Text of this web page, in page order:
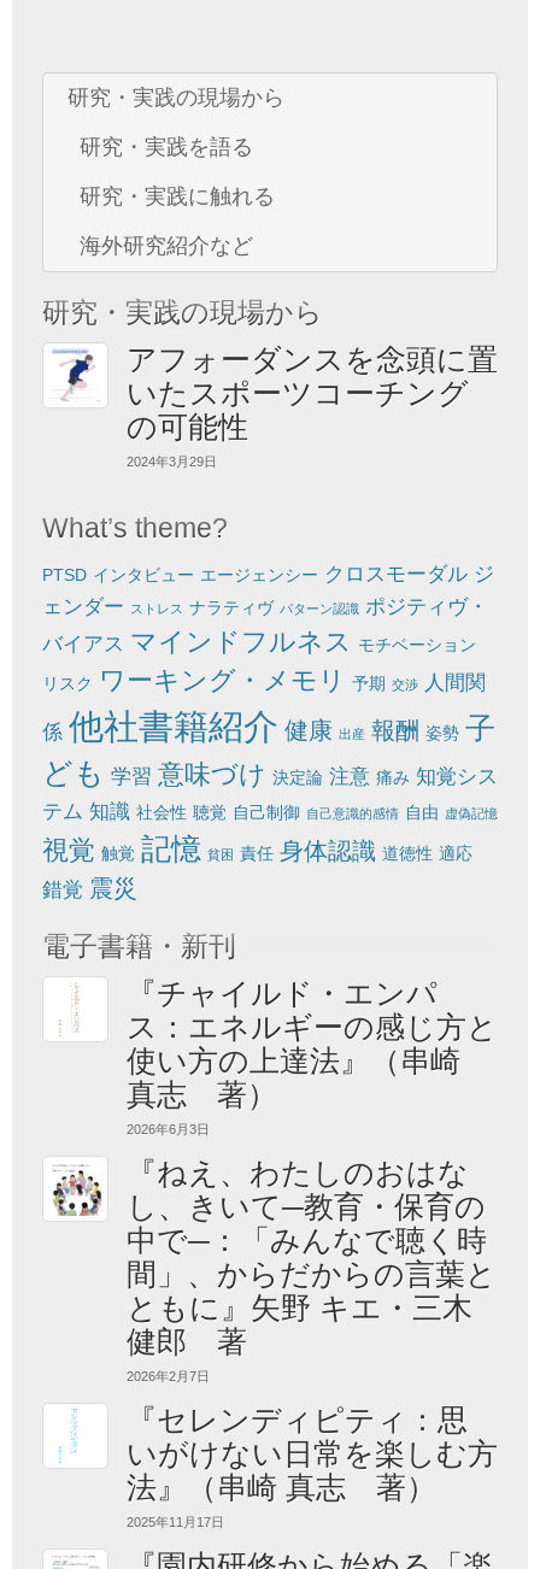
研究・実践の現場から
研究・実践を語る
研究・実践に触れる
海外研究紹介など
研究・実践の現場から
アフォーダンスを念頭に置
いたスポーツコーチング
の可能性
2024年3月29日
What’s theme?
PTSD インタビュー エージェンシー クロスモーダル ジ
ェンダー ストレス ナラティヴ パターン認識 ポジティヴ・
バイアス マインドフルネス
モチベーション
リスク
ワーキング・メモリ 予期 交渉 人間関
係 他社書籍紹介 健康 出産 報酬 姿勢 子
ども 学習 意味づけ 決定論 注意 痛み 知覚シス
テム 知識 社会性 聴覚 自己制御 自己意識的感情 自由 虚偽記憶
視覚 触覚 記憶 貧困 責任 身体認識 道徳性 適応
錯覚 震災
電子書籍・新刊
『チャイルド・エンパ
ス：エネルギーの感じ方と
使い方の上達法』（串崎
真志 著）
2026年6月3日
『ねえ、わたしのおはな
し、きいて─教育・保育の
中で─：「みんなで聴く時
間」、からだからの言葉と
ともに』矢野 キエ・三木
健郎 著
2026年2月7日
『セレンディピティ：思
いがけない日常を楽しむ方
法』（串崎 真志 著）
2025年11月17日